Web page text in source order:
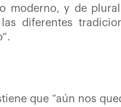
moderno, y de
diferentes
que “aún nos